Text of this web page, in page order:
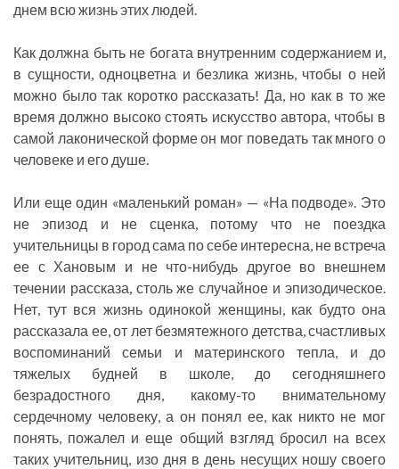
днем всю жизнь этих людей.
Как должна быть не богата внутренним содержанием и,
в сущности, одноцветна и безлика жизнь, чтобы о ней
можно было так коротко рассказать! Да, но как в то же
время должно высоко стоять искусство автора, чтобы в
самой лаконической форме он мог поведать так много о
человеке и его душе.
Или еще один «маленький роман» — «На подводе». Это
не эпизод и не сценка, потому что не поездка
учительницы в город сама по себе интересна, не встреча
ее с Хановым и не что-нибудь другое во внешнем
течении рассказа, столь же случайное и эпизодическое.
Нет, тут вся жизнь одинокой женщины, как будто она
рассказала ее, от лет безмятежного детства, счастливых
воспоминаний семьи и материнского тепла, и до
тяжелых будней в школе, до сегодняшнего
безрадостного дня, какому-то внимательному
сердечному человеку, а он понял ее, как никто не мог
понять, пожалел и еще общий взгляд бросил на всех
таких учительниц, изо дня в день несущих ношу своего